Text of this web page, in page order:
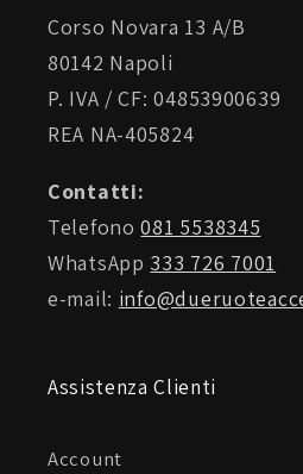
Corso Novara 13 A/B
80142 Napoli
P. IVA / CF: 04853900639
REA NA-405824
Contatti:
Telefono081 5538345
WhatsApp 333 726 7001
e-mail:
Assistenza Clienti
Account